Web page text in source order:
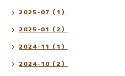
2025-07（1）
2025-01（2）
2024-11（1）
2024-10（2）